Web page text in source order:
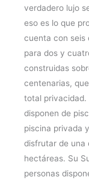
verdadero lujo
eso es lo que
cuenta con seis
para dos y
construidas
centenarias,
total privacidad.
disponen de
piscina privada
disfrutar de una
hectáreas. Su
personas